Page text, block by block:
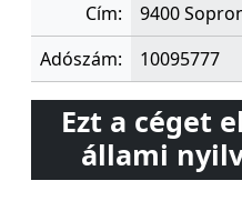
Cím:
9400
Adószám:
10095777
Ezt a céget
állami